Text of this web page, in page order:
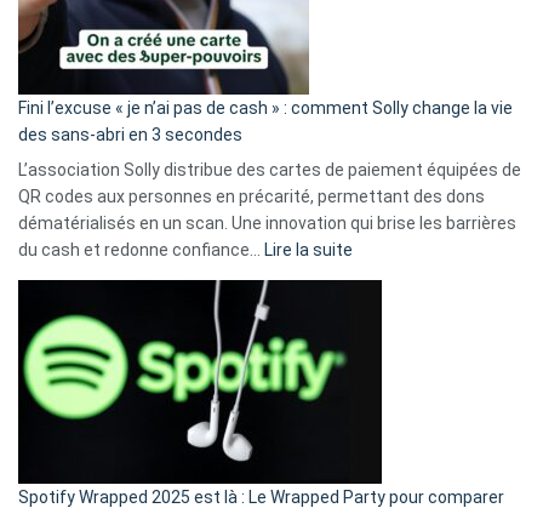
Fini l’excuse « je n’ai pas de cash » : comment Solly change la vie
des sans-abri en 3 secondes
L’association Solly distribue des cartes de paiement équipées de
QR codes aux personnes en précarité, permettant des dons
dématérialisés en un scan. Une innovation qui brise les barrières
du cash et redonne confiance… Lire la suite
»
Spotify Wrapped 2025 est là : Le Wrapped Party pour comparer